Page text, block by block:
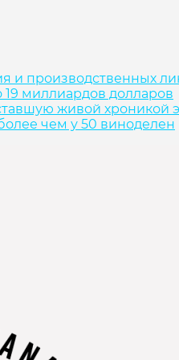
и производственных
миллиардов долларов
живой хроникой
чем у 50 виноделен